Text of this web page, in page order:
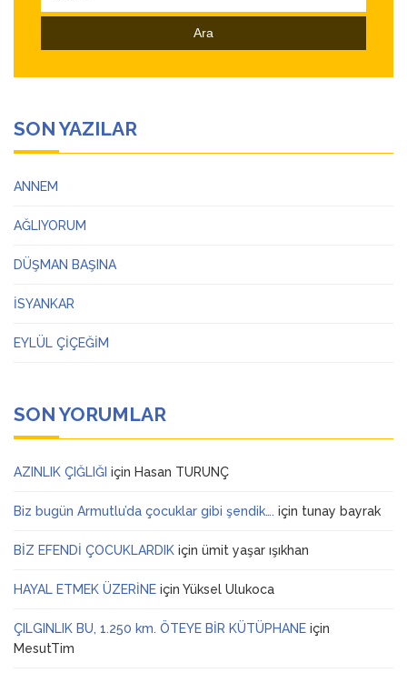
SON YAZILAR
ANNEM
AĞLIYORUM
DÜŞMAN BAŞINA
İSYANKAR
EYLÜL ÇİÇEĞİM
SON YORUMLAR
AZINLIK ÇIĞLIĞI için Hasan TURUNÇ
Biz bugün Armutlu’da çocuklar gibi şendik…. için tunay bayrak
BİZ EFENDİ ÇOCUKLARDIK için ümit yaşar ışıkhan
HAYAL ETMEK ÜZERİNE için Yüksel Ulukoca
ÇILGINLIK BU, 1.250 km. ÖTEYE BİR KÜTÜPHANE için
MesutTim